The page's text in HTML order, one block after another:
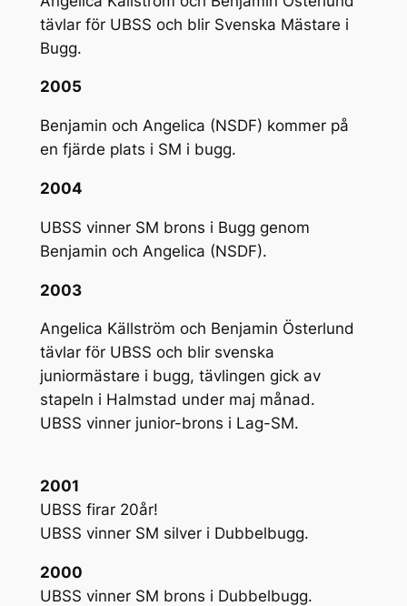
tävlar för UBSS och blir Svenska Mästare i
Bugg.
2005
Benjamin och Angelica (NSDF) kommer på
en fjärde plats i SM i bugg.
2004
UBSS vinner SM brons i Bugg genom
Benjamin och Angelica (NSDF).
2003
Angelica Källström och Benjamin Österlund
tävlar för UBSS och blir svenska
juniormästare i bugg, tävlingen gick av
stapeln i Halmstad under maj månad.
UBSS vinner junior-brons i Lag-SM.
2001
UBSS firar 20år!
UBSS vinner SM silver i Dubbelbugg.
2000
UBSS vinner SM brons i Dubbelbugg.